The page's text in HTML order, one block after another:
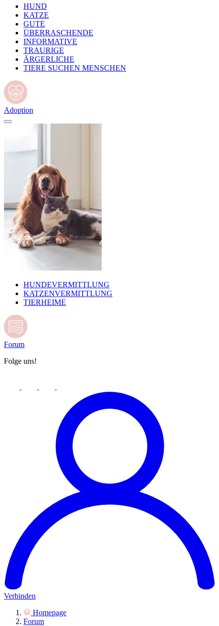
HUND
KATZE
GUTE
ÜBERRASCHENDE
INFORMATIVE
TRAURIGE
ÄRGERLICHE
TIERE SUCHEN MENSCHEN
Adoption
HUNDEVERMITTLUNG
KATZENVERMITTLUNG
TIERHEIME
Forum
Folge uns!
Verbinden
Homepage
Forum